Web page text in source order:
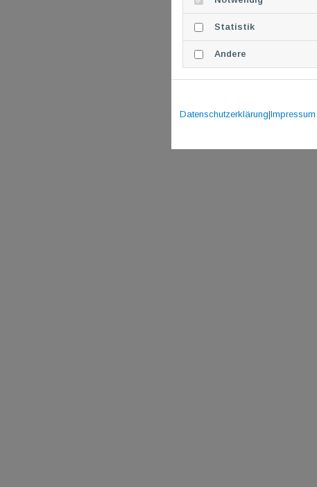
Statistik
Andere
Datenschutzerklärung|Impressum